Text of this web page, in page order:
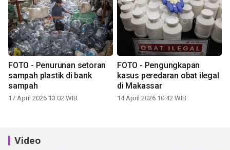
FOTO - Penurunan setoran
sampah plastik di bank
sampah
17 April 2026 13:02 WIB
FOTO - Pengungkapan
kasus peredaran obat ilegal
di Makassar
14 April 2026 10:42 WIB
Video